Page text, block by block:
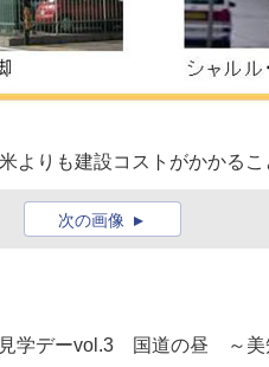
よりも建設コストがかかる
次の画像
学デーvol.3 国道の昼 ～美